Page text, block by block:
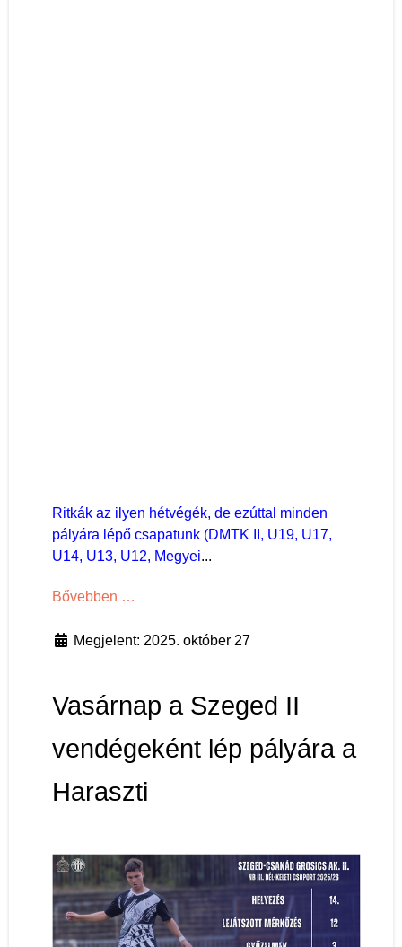
Ritkák az ilyen hétvégék, de ezúttal minden
pályára lépő csapatunk (DMTK II, U19, U17,
U14, U13, U12, Megyei...
Bővebben …
Megjelent: 2025. október 27
Vasárnap a Szeged II
vendégeként lép pályára a
Haraszti